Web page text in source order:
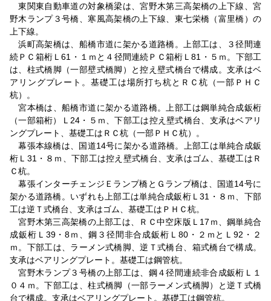
東関東自動車道の対象橋梁は、宮野木第三高架橋の上下線、宮
野木ランプ３号橋、寒風高架橋の上下線、東七栄橋（富里橋）の
上下線。
浜町高架橋は、船橋市道に架かる道路橋。上部工は、３径間連
続ＰＣ箱桁Ｌ61・１ｍと４径間連続ＰＣ箱桁Ｌ81・５ｍ。下部工
は、柱式橋脚（一部壁式橋脚）と控え壁式橋台で構成。支承はベ
アリングプレート。基礎工は場所打ち杭とＲＣ杭（一部ＰＨＣ
杭）。
宮本橋は、船橋市道に架かる道路橋。上部工は鋼単純合成鈑桁
（一部箱桁）Ｌ24・５ｍ、下部工は控え壁式橋台、支承はベアリ
ングプレート、基礎工はＲＣ杭（一部ＰＨＣ杭）。
幕張本線橋は、国道14号に架かる道路橋。上部工は単純合成鈑
桁Ｌ31・８ｍ、下部工は控え壁式橋台、支承はゴム、基礎工はＲ
Ｃ杭。
幕張インターチェンジＥランプ橋とＧランプ橋は、国道14号に
架かる道路橋。いずれも上部工は単純合成鈑桁Ｌ31・８ｍ、下部
工は逆Ｔ式橋台、支承はゴム、基礎工はＰＨＣ杭。
宮野木第三高架橋の上部工は、ＲＣ中空床版Ｌ17ｍ、鋼単純合
成鈑桁Ｌ39・8ｍ、鋼３径間非合成鈑桁Ｌ80・２ｍとＬ92・２
ｍ。下部工は、ラーメン式橋脚、逆Ｔ式橋台、箱式橋台で構成。
支承はベアリングプレート。基礎工は鋼管杭。
宮野木ランプ３号橋の上部工は、鋼４径間連続非合成鈑桁Ｌ１
０４ｍ。下部工は、柱式橋脚（一部ラーメン式橋脚）と逆Ｔ式橋
台で構成。支承はベアリングプレート。基礎工は鋼管杭。